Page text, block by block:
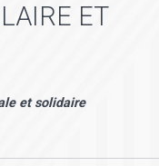
ET
et solidaire